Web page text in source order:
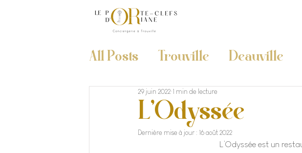
All Posts Trouville Deauville
L'Odyssée
29 juin 2022 1 min de lecture
Dernière mise à jour : 16 août 2022
L’Odyssée est un